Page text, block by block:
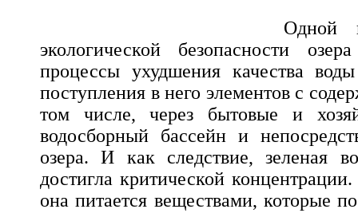
Одной
экологической безопасности
процессы ухудшения качества
поступления в него элементов с
том числе, через бытовые и
водосборный бассейн и
озера. И как следствие, зеленая
достигла критической
она питается веществами, которые